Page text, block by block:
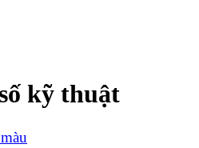
kỹ thuật